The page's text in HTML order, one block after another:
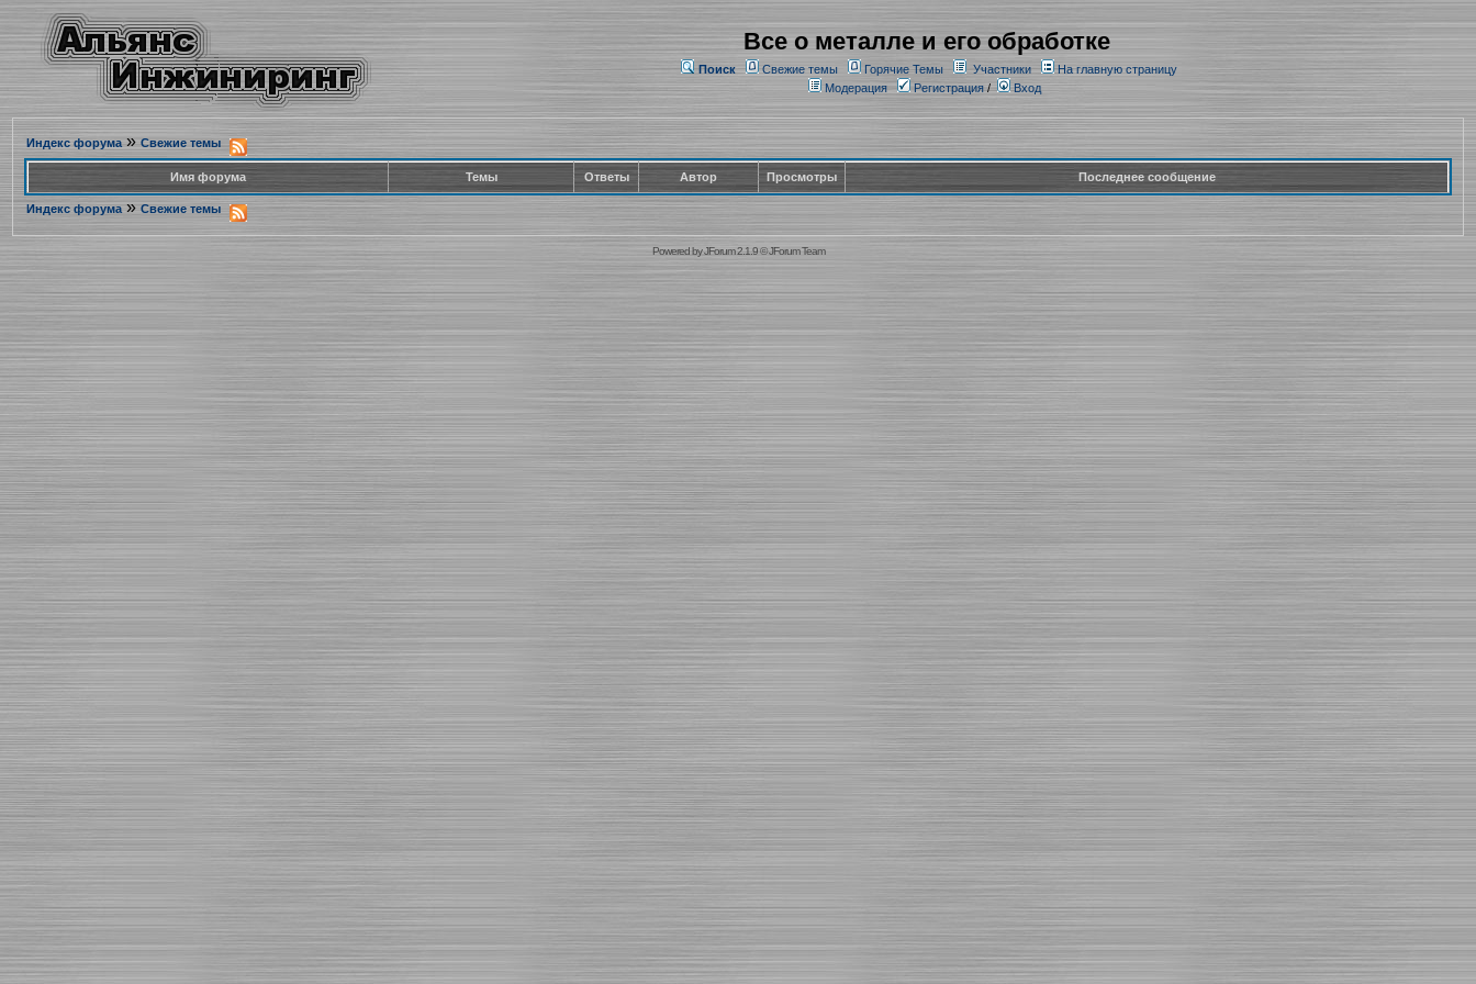
Все о металле и его обработке
Поиск Свежие темы Горячие Темы Участники
На главную страницу
Модерация
Регистрация/ Вход
Индекс форума» Свежие темы
Имя форума Темы Ответы Автор Просмотры Последнее сообщение
Индекс форума » Свежие темы
Powered byJForum 2.1.9©JForum Team